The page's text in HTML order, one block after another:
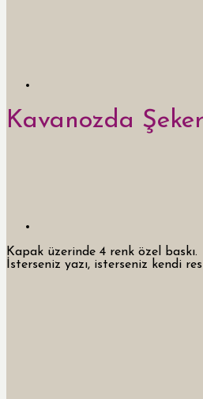
Kavanozda
Kapak üzerinde 4 renk özel baskı.
İsterseniz yazı, isterseniz kendi